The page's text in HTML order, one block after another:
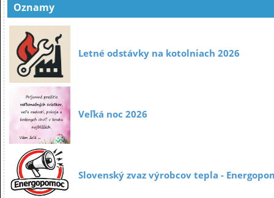
Oznamy
Letné odstávky na kotolniach 2026
Veľká noc 2026
Slovenský zvaz výrobcov tepla -